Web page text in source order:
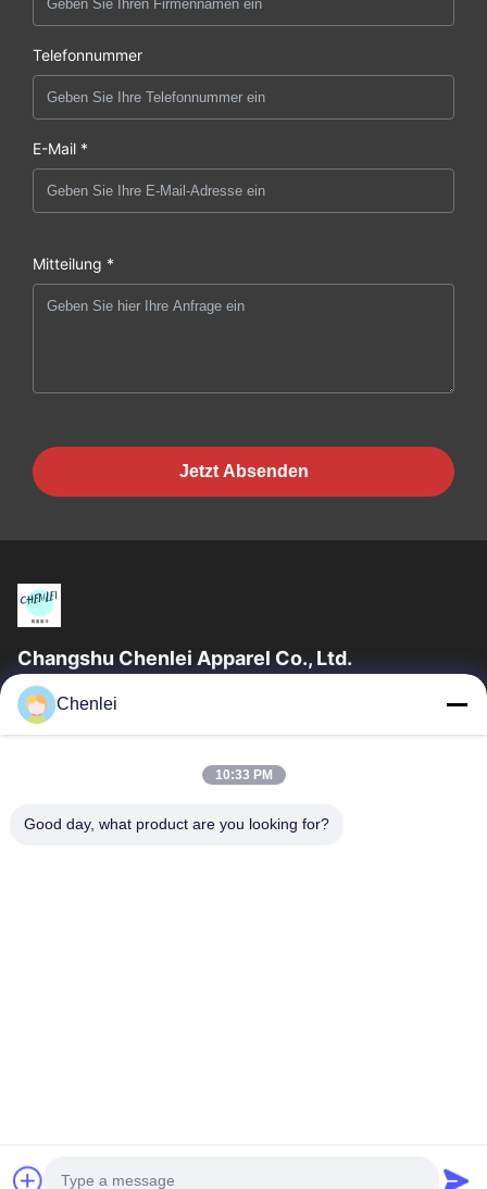
Telefonnummer
E-Mail *
Mitteilung *
Jetzt Absenden
Changshu Chenlei Apparel Co., Ltd.
CHANGSHU CHENLEI APPAREL CO., LTD Unsere Fabrik wurde
2011 gegründet und befindet sich in der Stadt Suzhou, Provinz
Schnelle Verbindungen
Startseite
Produkte
Chenlei
10:33 PM
Good day, what product are you looking for?